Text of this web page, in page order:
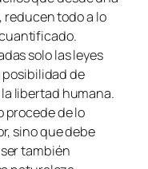
todo a lo
solo las leyes
posibilidad de
libertad humana.
procede de lo
sino que debe
también